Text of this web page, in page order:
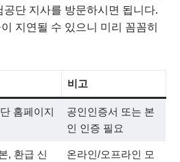
단 지사를 방문하시면 됩니다.
지연될 수 있으니 미리 꼼꼼히
비고
홈페이지
공인인증서 또는 본
인 인증 필요
, 환급 신
온라인/오프라인 모